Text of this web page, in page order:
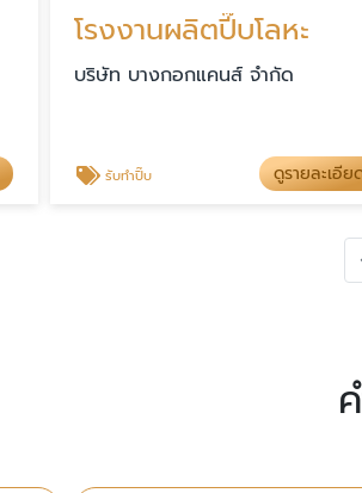
โรงงานผลิตปี๊บโลหะ
บริษัท บางกอกแคนส์ จำกัด
รับทำปิ๊บ ดูรายละเอีย